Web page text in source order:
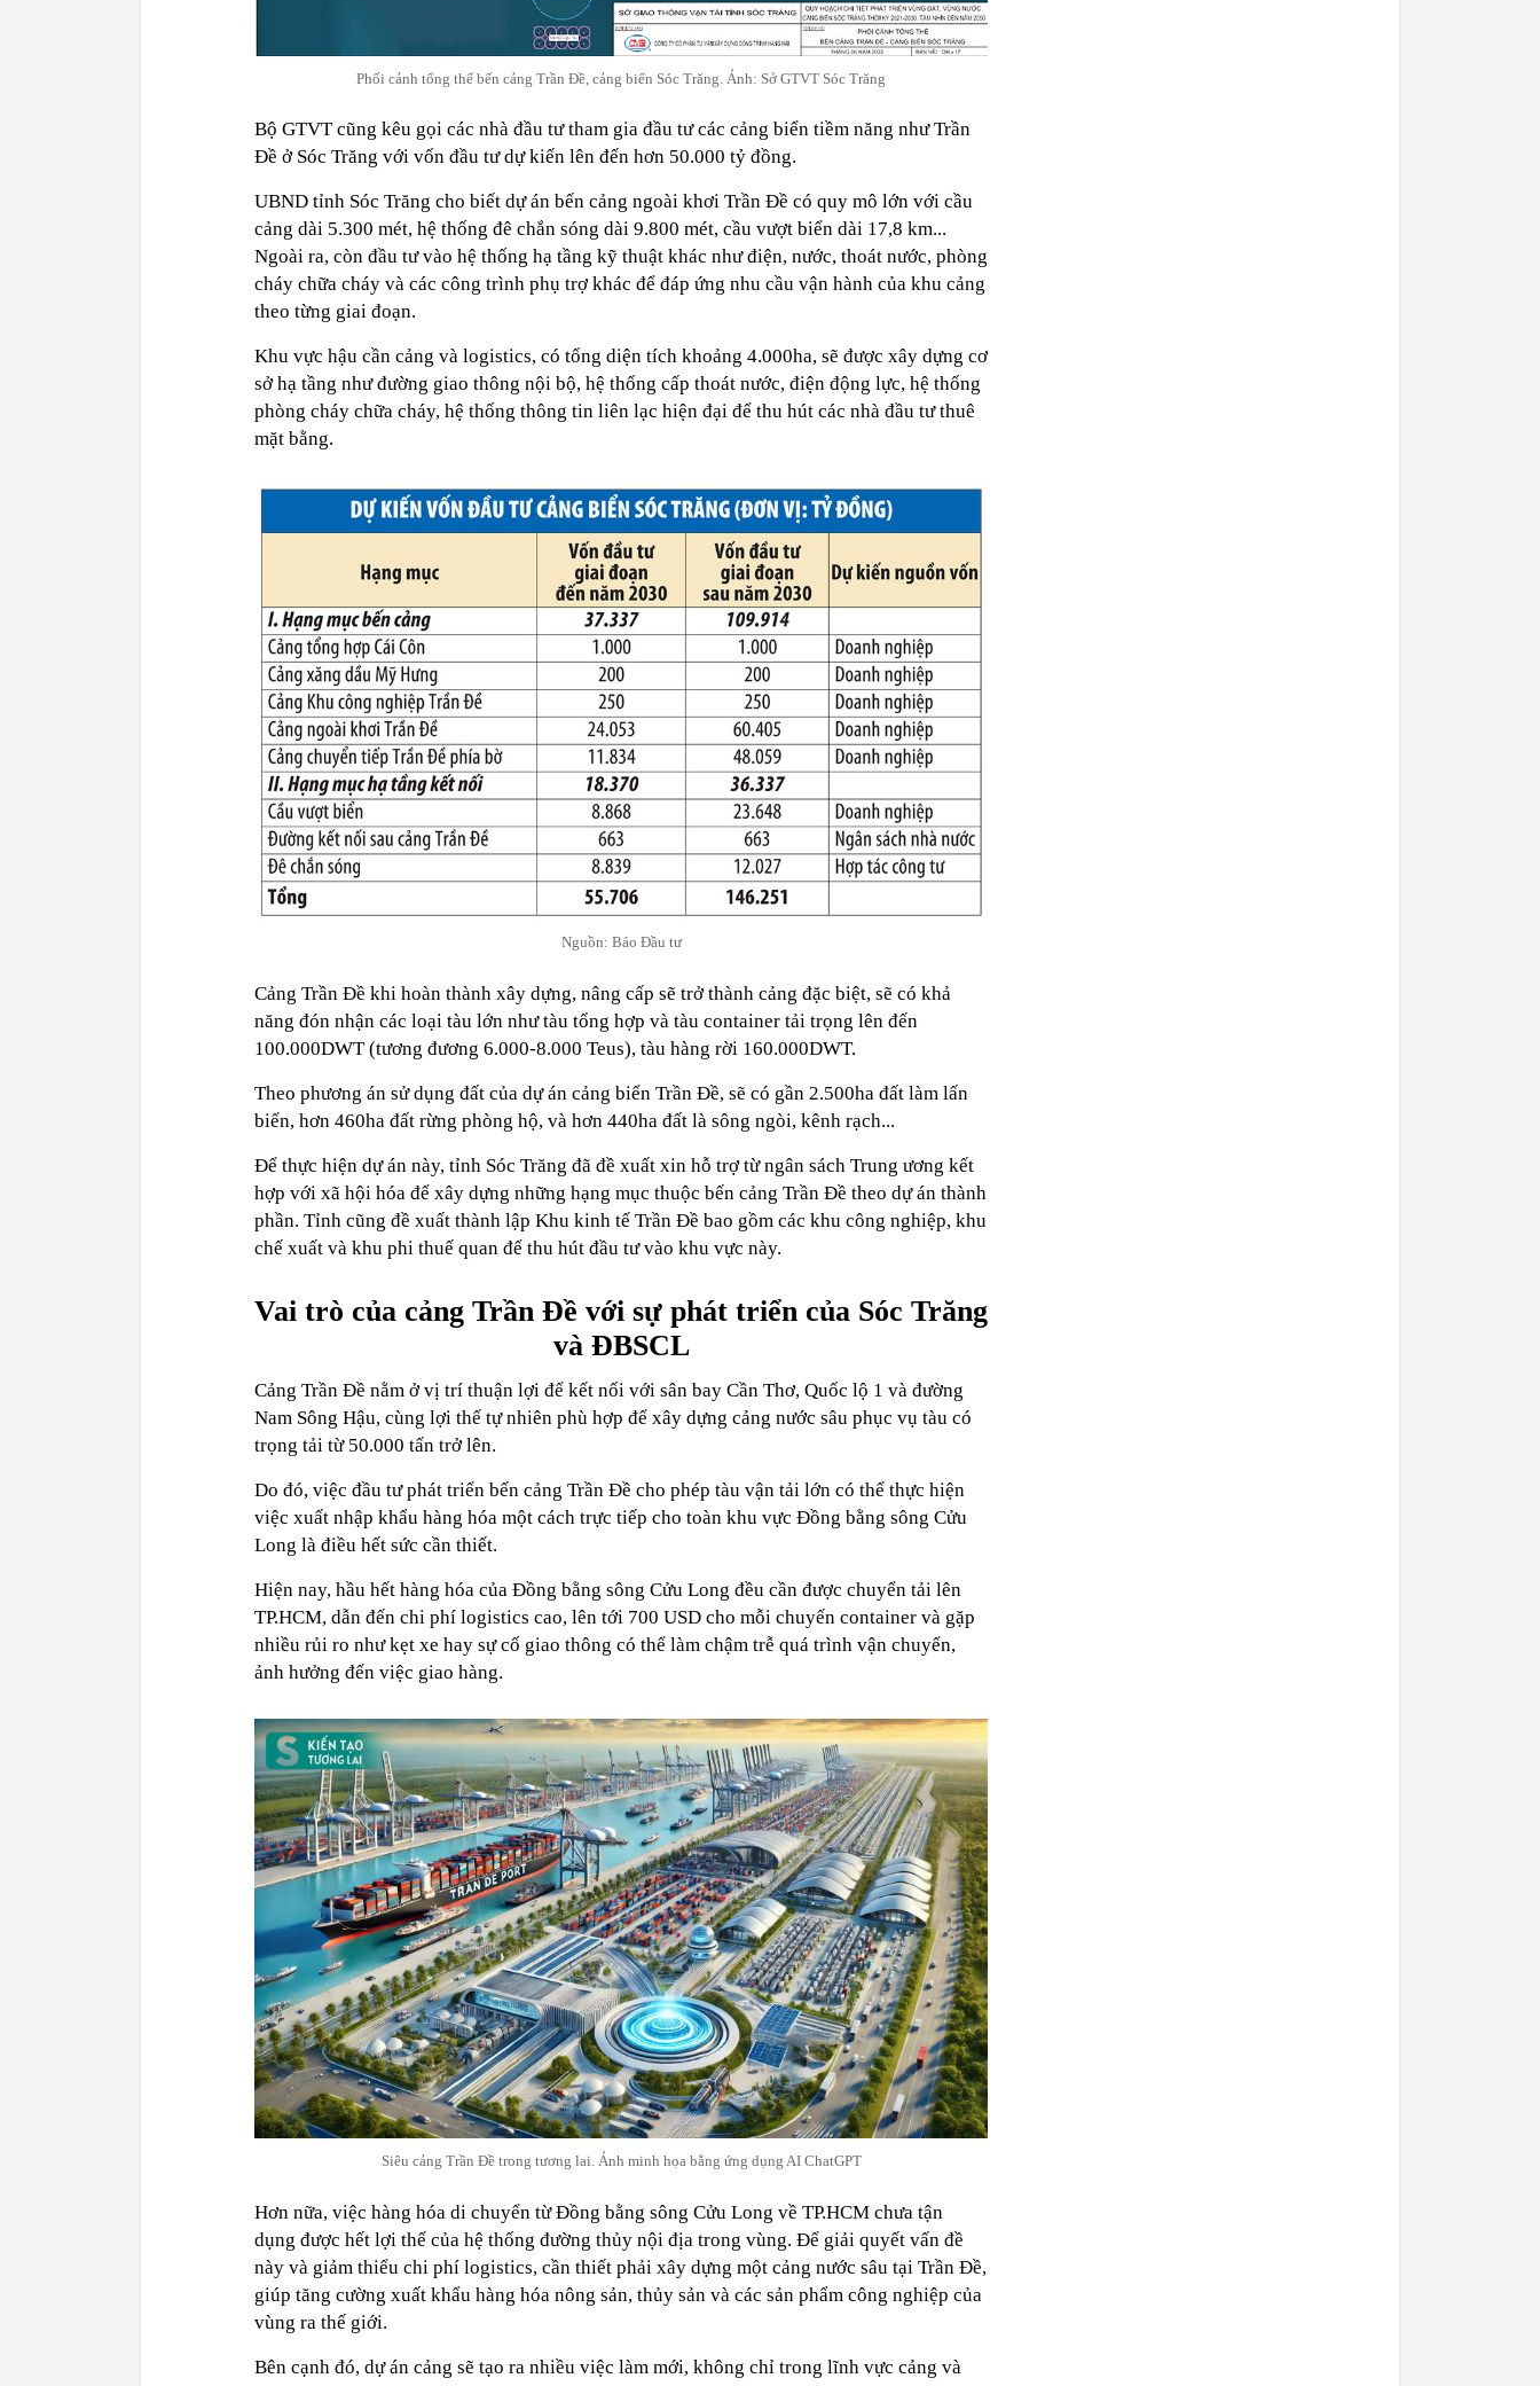
Phối cảnh tổng thể bến cảng Trần Đề, cảng biển Sóc Trăng. Ảnh: Sở GTVT Sóc Trăng
Bộ GTVT cũng kêu gọi các nhà đầu tư tham gia đầu tư các cảng biển tiềm năng như Trần
Đề ở Sóc Trăng với vốn đầu tư dự kiến lên đến hơn 50.000 tỷ đồng.
UBND tỉnh Sóc Trăng cho biết dự án bến cảng ngoài khơi Trần Đề có quy mô lớn với cầu
cảng dài 5.300 mét, hệ thống đê chắn sóng dài 9.800 mét, cầu vượt biển dài 17,8 km...
Ngoài ra, còn đầu tư vào hệ thống hạ tầng kỹ thuật khác như điện, nước, thoát nước, phòng
cháy chữa cháy và các công trình phụ trợ khác để đáp ứng nhu cầu vận hành của khu cảng
theo từng giai đoạn.
Khu vực hậu cần cảng và logistics, có tổng diện tích khoảng 4.000ha, sẽ được xây dựng cơ
sở hạ tầng như đường giao thông nội bộ, hệ thống cấp thoát nước, điện động lực, hệ thống
phòng cháy chữa cháy, hệ thống thông tin liên lạc hiện đại để thu hút các nhà đầu tư thuê
mặt bằng.
Nguồn: Báo Đầu tư
Cảng Trần Đề khi hoàn thành xây dựng, nâng cấp sẽ trở thành cảng đặc biệt, sẽ có khả
năng đón nhận các loại tàu lớn như tàu tổng hợp và tàu container tải trọng lên đến
100.000DWT (tương đương 6.000-8.000 Teus), tàu hàng rời 160.000DWT.
Theo phương án sử dụng đất của dự án cảng biển Trần Đề, sẽ có gần 2.500ha đất làm lấn
biển, hơn 460ha đất rừng phòng hộ, và hơn 440ha đất là sông ngòi, kênh rạch...
Để thực hiện dự án này, tỉnh Sóc Trăng đã đề xuất xin hỗ trợ từ ngân sách Trung ương kết
hợp với xã hội hóa để xây dựng những hạng mục thuộc bến cảng Trần Đề theo dự án thành
phần. Tỉnh cũng đề xuất thành lập Khu kinh tế Trần Đề bao gồm các khu công nghiệp, khu
chế xuất và khu phi thuế quan để thu hút đầu tư vào khu vực này.
Vai trò của cảng Trần Đề với sự phát triển của Sóc Trăng
và ĐBSCL
Cảng Trần Đề nằm ở vị trí thuận lợi để kết nối với sân bay Cần Thơ, Quốc lộ 1 và đường
Nam Sông Hậu, cùng lợi thế tự nhiên phù hợp để xây dựng cảng nước sâu phục vụ tàu có
trọng tải từ 50.000 tấn trở lên.
Do đó, việc đầu tư phát triển bến cảng Trần Đề cho phép tàu vận tải lớn có thể thực hiện
việc xuất nhập khẩu hàng hóa một cách trực tiếp cho toàn khu vực Đồng bằng sông Cửu
Long là điều hết sức cần thiết.
Hiện nay, hầu hết hàng hóa của Đồng bằng sông Cửu Long đều cần được chuyển tải lên
TP.HCM, dẫn đến chi phí logistics cao, lên tới 700 USD cho mỗi chuyến container và gặp
nhiều rủi ro như kẹt xe hay sự cố giao thông có thể làm chậm trễ quá trình vận chuyển,
ảnh hưởng đến việc giao hàng.
Siêu cảng Trần Đề trong tương lai. Ảnh minh họa bằng ứng dụng AI ChatGPT
Hơn nữa, việc hàng hóa di chuyển từ Đồng bằng sông Cửu Long về TP.HCM chưa tận
dụng được hết lợi thế của hệ thống đường thủy nội địa trong vùng. Để giải quyết vấn đề
này và giảm thiểu chi phí logistics, cần thiết phải xây dựng một cảng nước sâu tại Trần Đề,
giúp tăng cường xuất khẩu hàng hóa nông sản, thủy sản và các sản phẩm công nghiệp của
vùng ra thế giới.
Bên cạnh đó, dự án cảng sẽ tạo ra nhiều việc làm mới, không chỉ trong lĩnh vực cảng và